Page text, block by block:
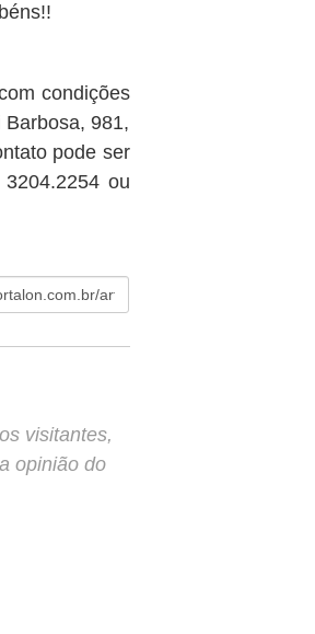
condições
981,
pode ser
ou
visitantes,
opinião do